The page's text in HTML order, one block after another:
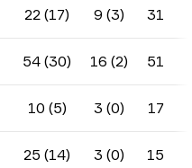
22 (17) 9 (3) 31
54 (30) 16 (2) 51
10 (5) 3 (0) 17
25 (14) 3 (0) 15